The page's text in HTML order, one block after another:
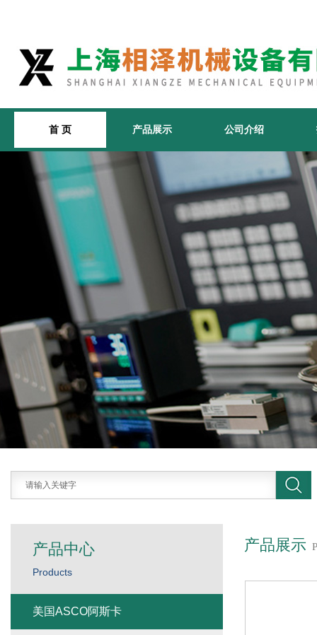
首 页 产品展示 公司介绍
产品展示
产品中心
Products
美国ASCO阿斯卡